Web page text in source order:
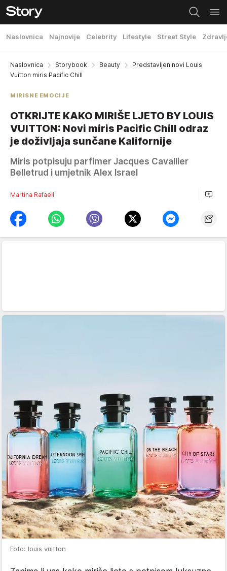
Naslovnica Najnovije Celebrity Lifestyle Street Style
Naslovnica Storybook Beauty
Predstavljen novi Louis
Vuitton miris Pacific Chill
MIRISNE EMOCIJE
OTKRIJTE KAKO MIRIŠE LJETO BY LOUIS
VUITTON: Novi miris Pacific Chill odraz
je doživljaja sunčane Kalifornije
Miris potpisuju parfimer Jacques Cavallier
Belletrud i umjetnik Alex Israel
Martina Rafaeli
Foto: louis vuitton